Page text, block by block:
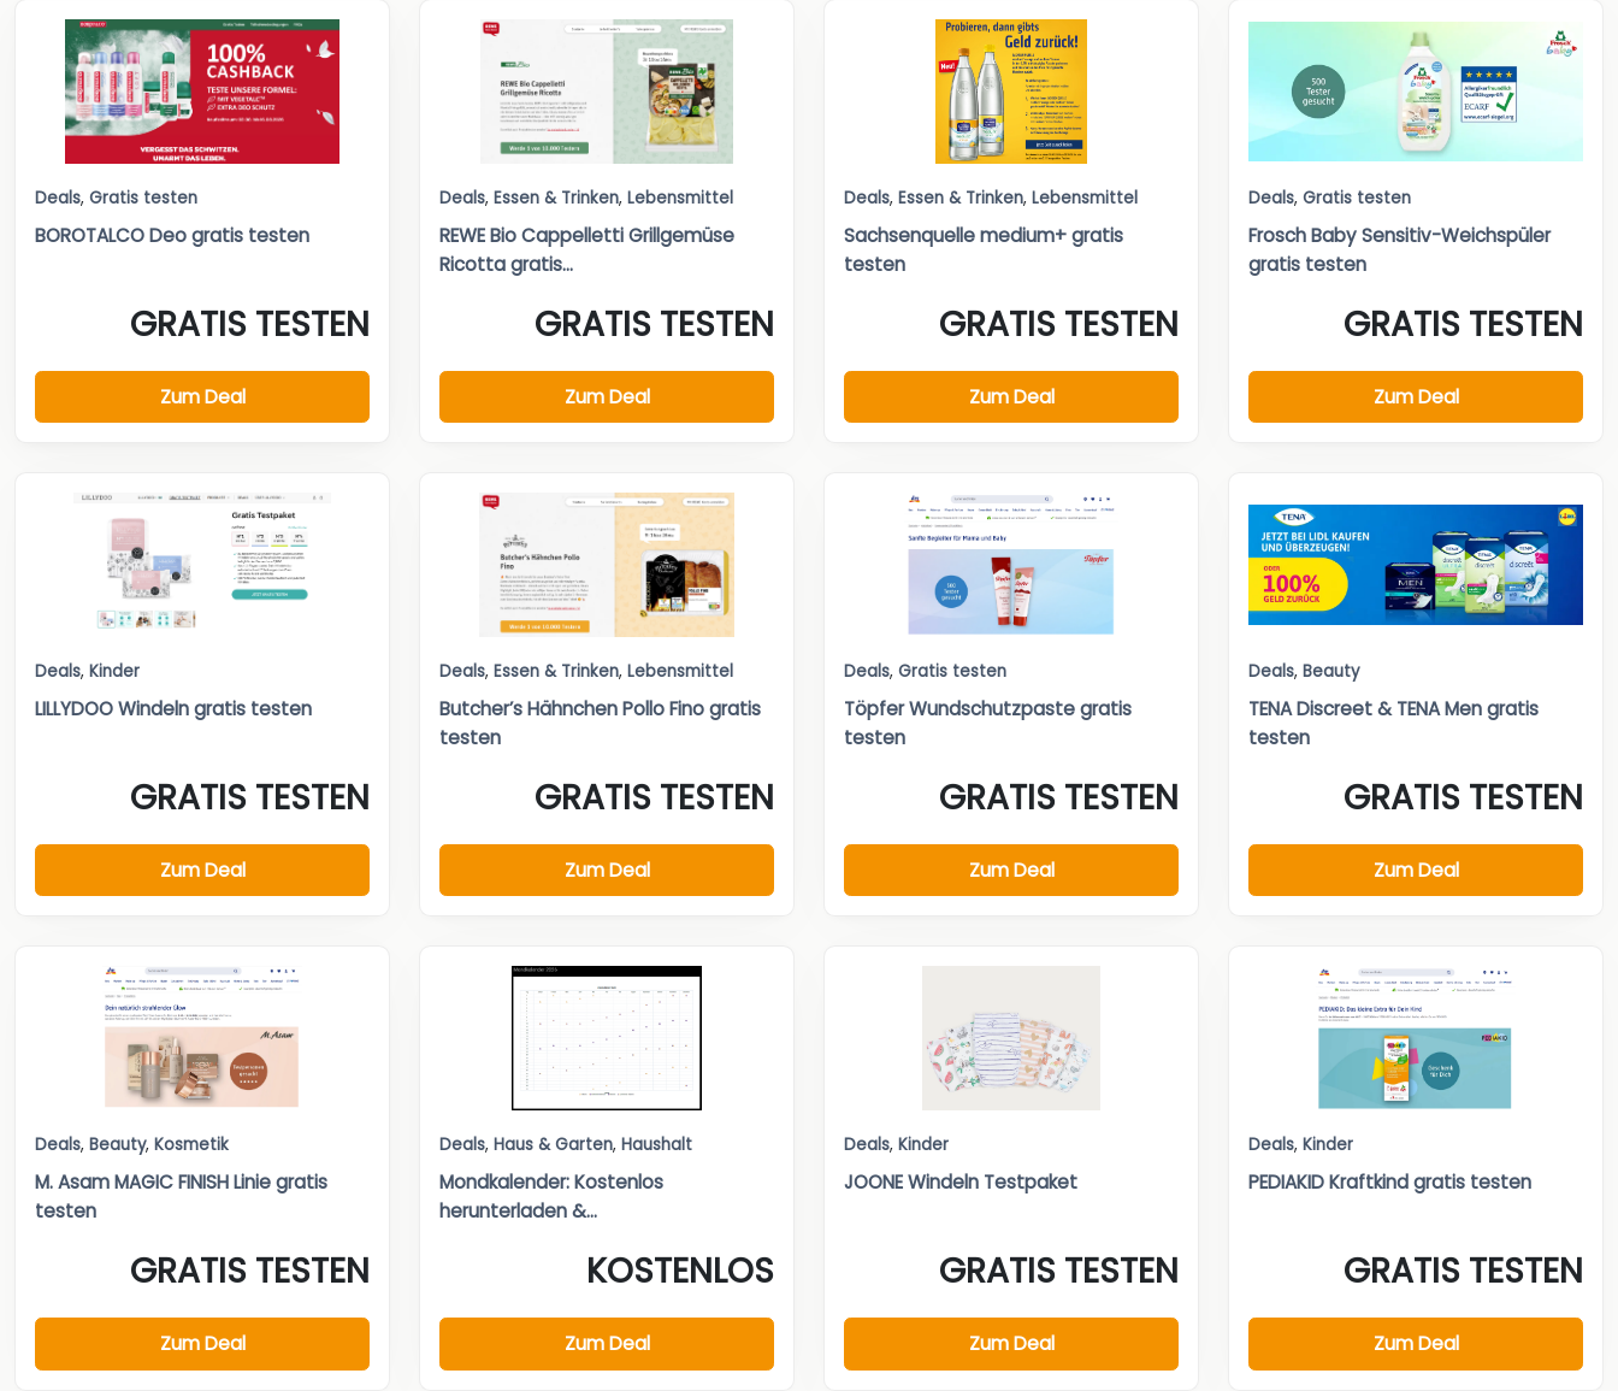
Deals, Gratis testen
BOROTALCO Deo gratis testen
GRATIS TESTEN
Zum Deal
Deals, Essen & Trinken, Lebensmittel
REWE Bio Cappelletti Grillgemüse
Ricotta gratis...
GRATIS TESTEN
Zum Deal
Deals, Essen & Trinken, Lebensmittel
Sachsenquelle medium+ gratis
testen
GRATIS TESTEN
Zum Deal
Deals, Gratis testen
Frosch Baby Sensitiv-Weichspüler
gratis testen
GRATIS TESTEN
Zum Deal
Deals, Kinder
LILLYDOO Windeln gratis testen
GRATIS TESTEN
Zum Deal
Deals, Essen & Trinken, Lebensmittel
Butcher’s Hähnchen Pollo Fino gratis
testen
GRATIS TESTEN
Zum Deal
Deals, Gratis testen
Töpfer Wundschutzpaste gratis
testen
GRATIS TESTEN
Zum Deal
Deals, Beauty
TENA Discreet & TENA Men gratis
testen
GRATIS TESTEN
Zum Deal
Deals, Beauty, Kosmetik
M. Asam MAGIC FINISH Linie gratis
testen
GRATIS TESTEN
Zum Deal
Deals, Haus & Garten, Haushalt
Mondkalender: Kostenlos
herunterladen &...
KOSTENLOS
Zum Deal
Deals, Kinder
JOONE Windeln Testpaket
GRATIS TESTEN
Zum Deal
Deals, Kinder
PEDIAKID Kraftkind gratis testen
GRATIS TESTEN
Zum Deal